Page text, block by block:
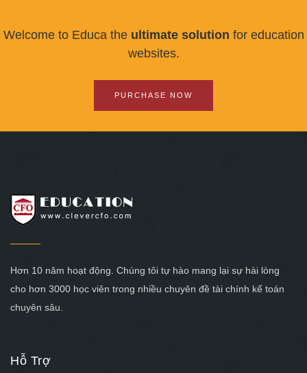
Welcome to Educa the ultimate solution for education
websites.
PURCHASE NOW
Hơn 10 năm hoạt động. Chúng tôi tự hào mang lại sự hài lòng
cho hơn 3000 học viên trong nhiều chuyên đề tài chính kế toán
chuyên sâu.
Hỗ Trợ